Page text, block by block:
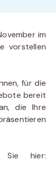
im
vorstellen
für die
bereit
die Ihre
Sie hier: